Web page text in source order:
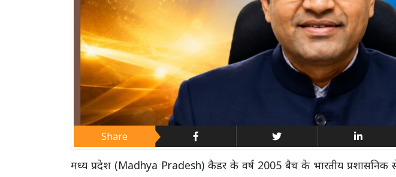
Share
मध्य प्रदेश (Madhya Pradesh) कैडर के वर्ष 2005 बैच के भारतीय